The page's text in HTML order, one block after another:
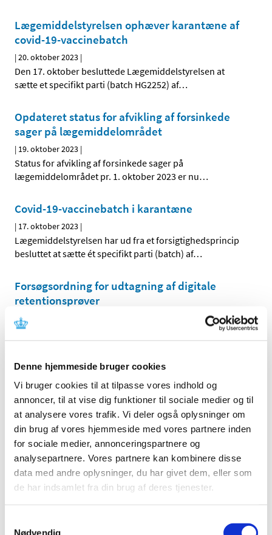
Denne hjemmeside bruger cookies
Vi bruger cookies til at tilpasse vores indhold og
annoncer, til at vise dig funktioner til sociale medier og til
at analysere vores trafik. Vi deler også oplysninger om
din brug af vores hjemmeside med vores partnere inden
for sociale medier, annonceringspartnere og
analysepartnere. Vores partnere kan kombinere disse
data med andre oplysninger, du har givet dem, eller som
de har indsamlet fra din brug af deres tjenester.
Nødvendig
Lægemiddelstyrelsen ophæver karantæne af
covid-19-vaccinebatch
|20. oktober 2023 |
Den 17. oktober besluttede Lægemiddelstyrelsen at
sætte et specifikt parti (batch HG2252) af…
Opdateret status for afvikling af forsinkede
sager på lægemiddelområdet
| 19. oktober 2023 |
Status for afvikling af forsinkede sager på
lægemiddelområdet pr. 1. oktober 2023 er nu…
Covid-19-vaccinebatch i karantæne
| 17. oktober 2023 |
Lægemiddelstyrelsen har ud fra et forsigtighedsprincip
besluttet at sætte ét specifikt parti (batch) af…
Forsøgsordning for udtagning af digitale
retentionsprøver
|13. oktober 2023
Forsøgsordning for udtagning af digitale
nytår
11. oktober 2023
Lægemiddelstyrelsen har før i tiden givet
udleveringstilladelse til acepromazin til behandling af
VYDURA mod migræne bliver en del af
forsøgsordningen med risikodeling og får
Fra den 16. oktober 2023 får migrænemedicinen VYDURA